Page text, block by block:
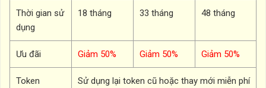
Thời gian sử
dụng
18 tháng 33 tháng 48 tháng
Ưu đãi Giảm 50% Giảm 50% Giảm 50%
Token
Sử dụng lại token cũ hoặc thay mới miễn phí